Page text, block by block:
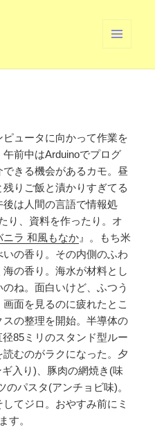
ーとウ
ュータに向かって作業を
前中はArduinoでプログ
きる機会があるカモ。昼
りご飯と漬かりすぎてる
は人間の言語で情報処
り、資料を作ったり。オ
ニラ 和風もなか 』。もち米
の香り。その内側のふわ
の香り。海水が材料とし
ね。面白いけど、ふつう
面を見るのに疲れたとこ
の整理を開始。半導体の
85ミリのスタンド型ルー
むのがラクになった。夕
入り)、豚肉の網焼き(味
パスタ(アンチョビ味)。
てジロ。おやすみ前にミ
す。